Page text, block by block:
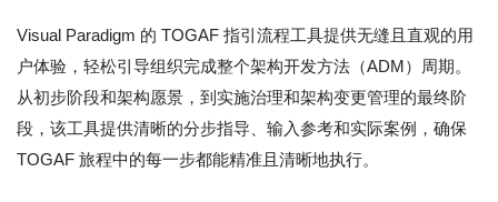
Visual Paradigm 的 TOGAF 指引流程工具提供无缝且直观的用
户体验，轻松引导组织完成整个架构开发方法（ADM）周期。
从初步阶段和架构愿景，到实施治理和架构变更管理的最终阶
段，该工具提供清晰的分步指导、输入参考和实际案例，确保
TOGAF 旅程中的每一步都能精准且清晰地执行。